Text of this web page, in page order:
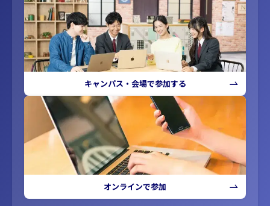
キャンパス・会場で参加する
オンラインで参加